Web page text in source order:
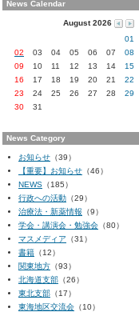
News Calendar
August 2026
01
02
03 04 05 06 07
08
09
10 11 12 13 14
15
16
17 18 19 20 21
22
23
24 25 26 27 28
29
30
31
News Category
お知らせ （39）
【重要】お知らせ （46）
NEWS （185）
行政への活動 （29）
治療法・新薬情報 （9）
学会・講演会・勉強会 （80）
マスメディア （31）
書籍 （12）
関東地方 （93）
北海道支部 （26）
東北支部 （17）
東海地区交流会 （10）